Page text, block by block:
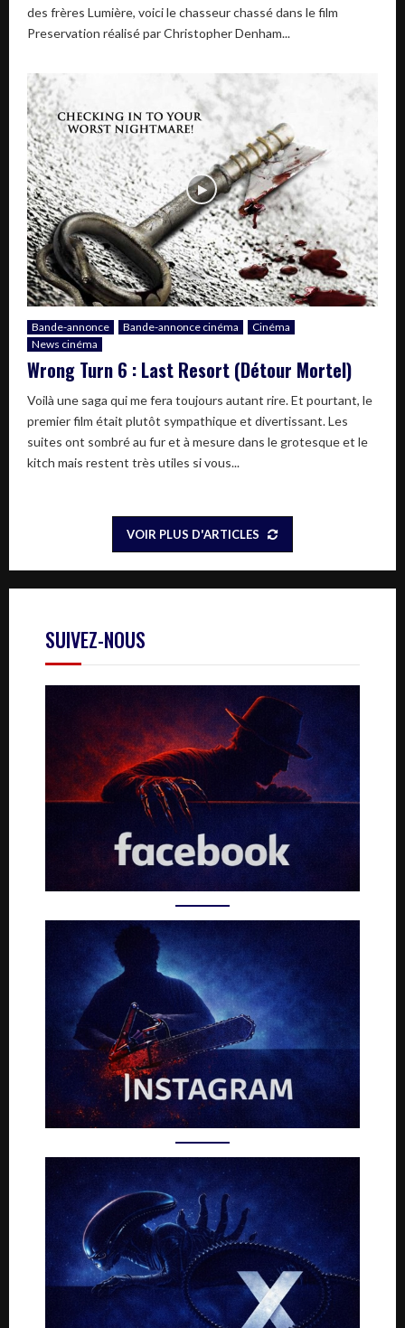
des frères Lumière, voici le chasseur chassé dans le film
Preservation réalisé par Christopher Denham...
Bande-annonce Bande-annonce cinéma
Cinéma
News cinéma
Wrong Turn 6 : Last Resort (Détour Mortel)
Voilà une saga qui me fera toujours autant rire. Et pourtant, le
premier film était plutôt sympathique et divertissant. Les
suites ont sombré au fur et à mesure dans le grotesque et le
kitch mais restent très utiles si vous...
VOIR PLUS D'ARTICLES
SUIVEZ-NOUS